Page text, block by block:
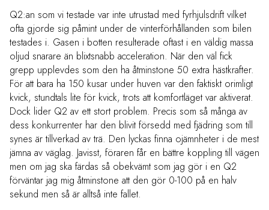
Q2:an som vi testade var inte utrustad med fyrhjulsdrift vilket
ofta gjorde sig påmint under de vinterförhållanden som bilen
testades i. Gasen i botten resulterade oftast i en väldig massa
oljud snarare än blixtsnabb acceleration. När den väl fick
grepp upplevdes som den ha åtminstone 50 extra hästkrafter.
För att bara ha 150 kusar under huven var den faktiskt orimligt
kvick, stundtals lite för kvick, trots att komfortläget var aktiverat.
Dock lider Q2 av ett stort problem. Precis som så många av
dess konkurrenter har den blivit försedd med fjädring som till
synes är tillverkad av trä. Den lyckas finna ojämnheter i de mest
jämna av väglag. Javisst, föraren får en bättre koppling till vägen
men om jag ska färdas så obekvämt som jag gör i en Q2
förväntar jag mig åtminstone att den gör 0-100 på en halv
sekund men så är alltså inte fallet.